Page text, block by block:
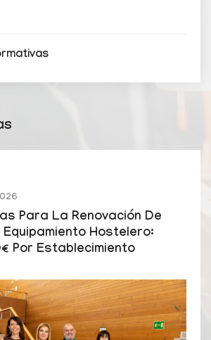
Para La Renovación De
Equipamiento Hostelero:
Por Establecimiento